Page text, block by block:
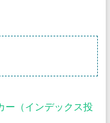
ー（インデックス投